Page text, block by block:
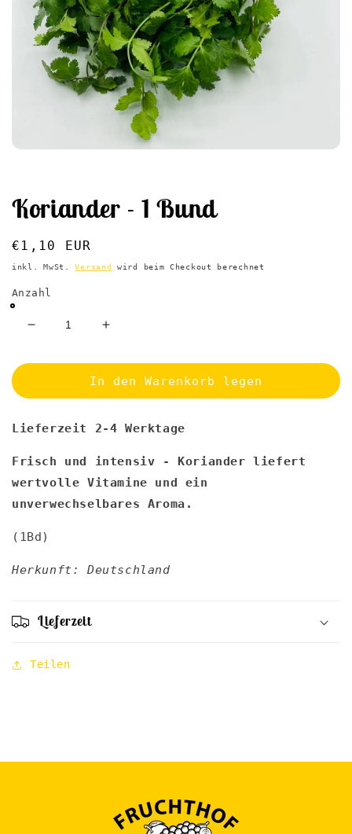
öffnen
Koriander - 1 Bund
Normaler
Preis
€1,10 EUR
inkl. MwSt.Versand wird beim Checkout berechnet
Anzahl
Verringere
Menge
Koriander
1
Erhöhe
Menge
für
Koriander
1
In den Warenkorb legen
Lieferzeit 2-4 Werktage
Frisch und intensiv - Koriander liefert
wertvolle Vitamine und ein
unverwechselbares Aroma.
(1Bd)
Herkunft: Deutschland
Lieferzeit
Teilen